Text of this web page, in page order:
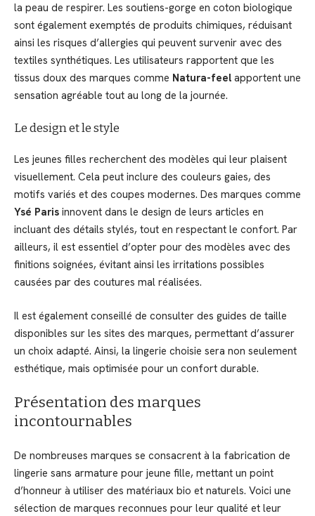
la peau de respirer. Les soutiens-gorge en coton biologique
sont également exemptés de produits chimiques, réduisant
ainsi les risques d’allergies qui peuvent survenir avec des
textiles synthétiques. Les utilisateurs rapportent que les
tissus doux des marques comme Natura-feel apportent une
sensation agréable tout au long de la journée.
Le design et le style
Les jeunes filles recherchent des modèles qui leur plaisent
visuellement. Cela peut inclure des couleurs gaies, des
motifs variés et des coupes modernes. Des marques comme
Ysé Paris innovent dans le design de leurs articles en
incluant des détails stylés, tout en respectant le confort. Par
ailleurs, il est essentiel d’opter pour des modèles avec des
finitions soignées, évitant ainsi les irritations possibles
causées par des coutures mal réalisées.
Il est également conseillé de consulter des guides de taille
disponibles sur les sites des marques, permettant d’assurer
un choix adapté. Ainsi, la lingerie choisie sera non seulement
esthétique, mais optimisée pour un confort durable.
Présentation des marques
incontournables
De nombreuses marques se consacrent à la fabrication de
lingerie sans armature pour jeune fille, mettant un point
d’honneur à utiliser des matériaux bio et naturels. Voici une
sélection de marques reconnues pour leur qualité et leur